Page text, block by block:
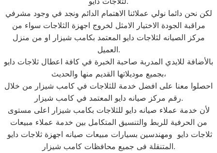
لكن نحن دائما نولي عملائنا الاهتمام الدائم ونجد في وجود مشرفي
مراقبة الجودة الاختيار الامثل لخروج اجهزة الثلاجات سواء من
مركز الصيانه لثلاجات دايو المعتمد بكامب شيزار او من منزل
العميل.
بالأضافة للايدي المدربة صاحبة الخبرة في كافة اعطال ثلاجات دايو
بجميع موديلاتها القديم منها والحديث،
احصلوا معنا على افضل خدمة للثلاجات في كامب شيزار من خلال
رقم مركز صيانه دايو المعتمد في كامب شيزار.
لأن خدمة عملاء صيانه دايو للثلاجات بكامب شيزار اعلى مستوى
من الحرفية للربط والتنسيق المتكامل بين خدمة عملاء مبيعات
ثلاجات دايو ومهندسين بسيارات مبيعات صيانه اجهزة ثلاجات دايو
المتنقلة فى جميع محافظات كامب شيزار.